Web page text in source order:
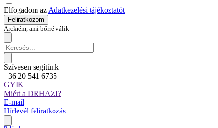
Elfogadom az Adatkezelési tájékoztatót
Feliratkozom
Arckrém, ami bőrré válik
Szívesen segítünk
+36 20 541 6735
GYIK
Miért a DRHAZI?
E-mail
Hírlevél feliratkozás